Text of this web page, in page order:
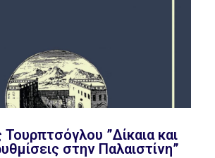
Τουρπτσόγλου ”Δίκαια και
στην Παλαιστίνη”